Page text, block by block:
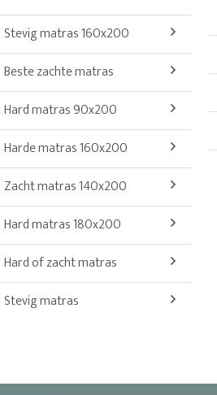
Stevig matras 160x200
Beste zachte matras
Hard matras 90x200
Harde matras 160x200
Zacht matras 140x200
Hard matras 180x200
Hard of zacht matras
Stevig matras